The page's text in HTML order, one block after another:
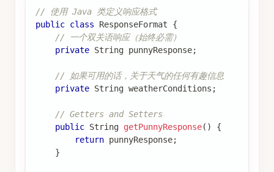
// 使用 Java 类定义响应格式
public class ResponseFormat
{
// 一个双关语响应（始终必需）
private String punnyResponse;
// 如果可用的话，关于天气的任何有趣信息
private String weatherConditions ;
// Getters and Setters
public String getPunnyResponse( )
{
return punnyResponse;
}